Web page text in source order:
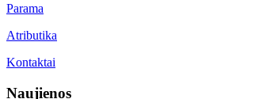
Parama
Atributika
Kontaktai
Naujienos